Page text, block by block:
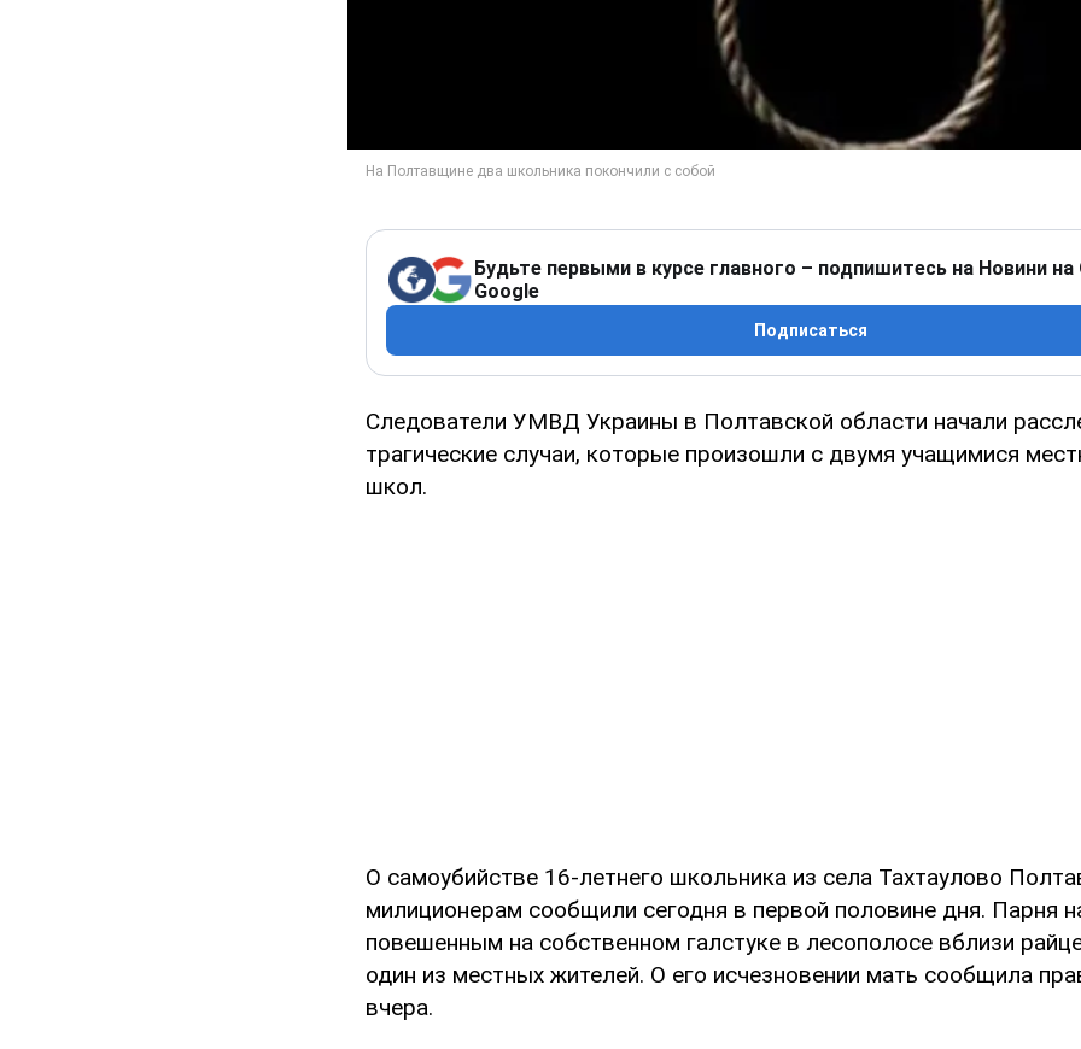
Будьте первыми в курсе главного – подпишитесь на Новини на
Google
Подписаться
Следователи УМВД Украины в Полтавской области начали
трагические случаи, которые произошли с двумя учащимися
школ.
О самоубийстве 16-летнего школьника из села Тахтаулово
милиционерам сообщили сегодня в первой половине дня. Парня
повешенным на собственном галстуке в лесополосе вблизи
один из местных жителей. О его исчезновении мать сообщила
вчера.